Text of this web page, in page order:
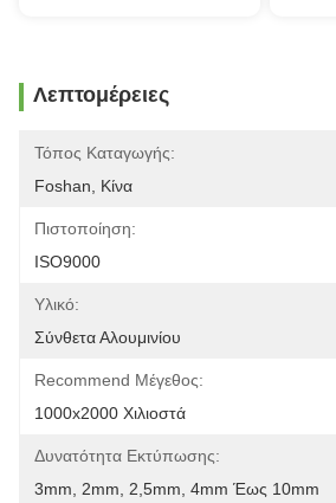
Λεπτομέρειες
Τόπος Καταγωγής:
Foshan, Κίνα
Πιστοποίηση:
ISO9000
Υλικό:
Σύνθετα Αλουμινίου
Recommend Μέγεθος:
1000x2000 Χιλιοστά
Δυνατότητα Εκτύπωσης:
3mm, 2mm, 2,5mm, 4mm Έως 10mm